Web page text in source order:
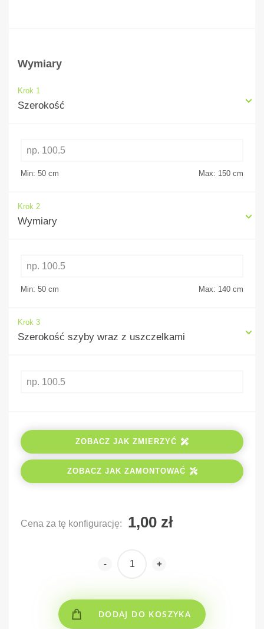
Wymiary
Krok 1
Szerokość
Min: 50 cm Max: 150 cm
Krok 2
Wymiary
Min: 50 cm Max: 140 cm
Krok 3
Szerokość szyby wraz z uszczelkami
ZOBACZ JAK ZMIERZYĆ
ZOBACZ JAK ZAMONTOWAĆ
Cena za tę konfigurację:
- +
DODAJ DO KOSZYKA